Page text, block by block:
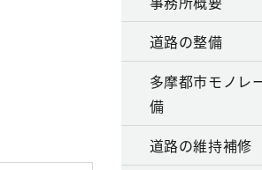
道路の整備
多摩都市モノレ
備
道路の維持補修